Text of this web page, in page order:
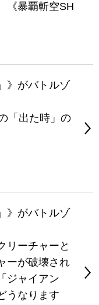
《暴覇斬空SH
》がバトルゾ
「出た時」の
》がバトルゾ
リーチャーと
ーが破壊され
ジャイアン
うなります